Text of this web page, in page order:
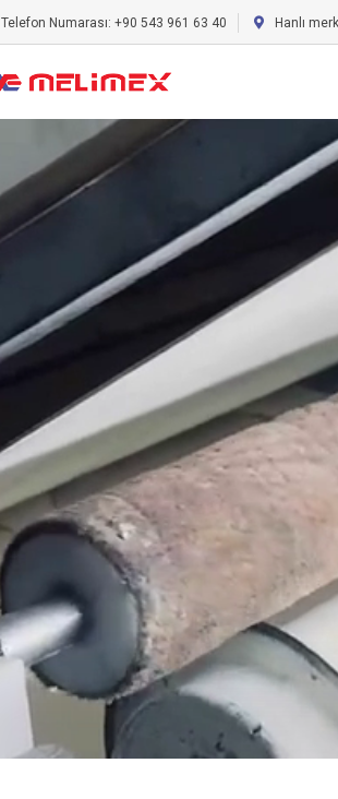
Telefon Numarası: +90 543 961 63 40 Hanlı